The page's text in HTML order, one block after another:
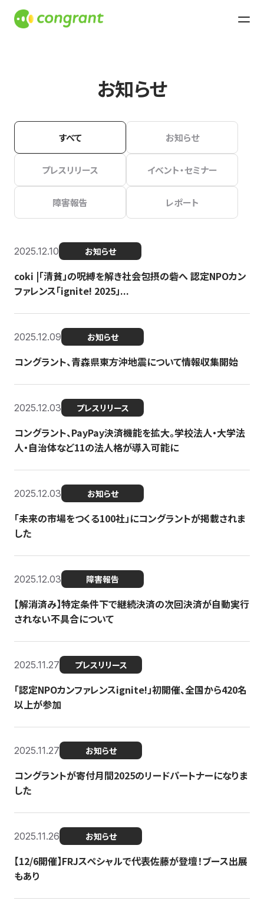
お知らせ
すべて お知らせ
プレスリリース イベント・セミナー
障害報告 レポート
2025.12.10 お知らせ
coki |「清貧」の呪縛を解き社会包摂の砦へ 認定NPOカン
ファレンス「ignite! 2025」...
2025.12.09 お知らせ
コングラント、青森県東方沖地震について情報収集開始
2025.12.03 プレスリリース
コングラント、PayPay決済機能を拡大。学校法人・大学法
人・自治体など11の法人格が導入可能に
2025.12.03 お知らせ
「未来の市場をつくる100社」にコングラントが掲載されま
した
2025.12.03 障害報告
【解消済み】特定条件下で継続決済の次回決済が自動実行
されない不具合について
2025.11.27 プレスリリース
「認定NPOカンファレンスignite!」初開催、全国から420名
以上が参加
2025.11.27 お知らせ
コングラントが寄付月間2025のリードパートナーになりま
した
2025.11.26 お知らせ
【12/6開催】FRJスペシャルで代表佐藤が登壇！ブース出展
もあり